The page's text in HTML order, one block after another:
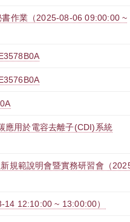
作業（2025-08-06 09:00:00 ~
應用於電容去離子(CDI)系統
規範說明會暨實務研習會（
12:10:00 ~ 13:00:00）